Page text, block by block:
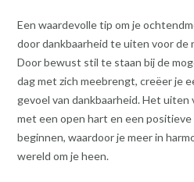
Een waardevolle tip om je
door dankbaarheid te uiten voor de
Door bewust stil te staan bij de
dag met zich meebrengt, creëer je
gevoel van dankbaarheid. Het uiten
met een open hart en een
beginnen, waardoor je meer in
wereld om je heen.